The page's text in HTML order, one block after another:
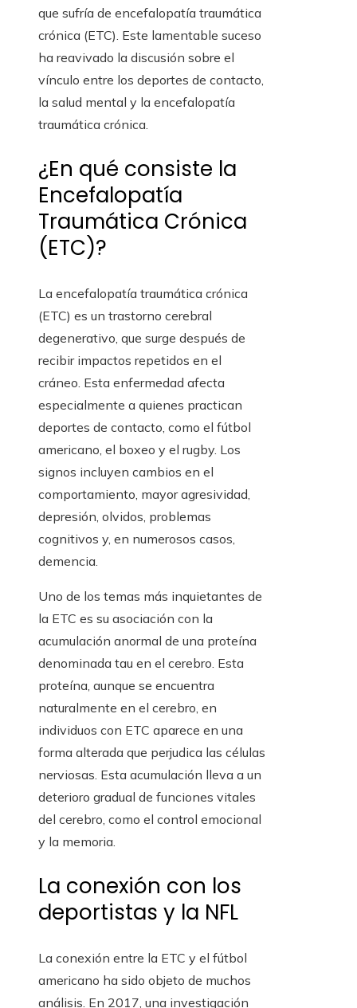
que sufría de encefalopatía traumática
crónica (ETC). Este lamentable suceso
ha reavivado la discusión sobre el
vínculo entre los deportes de contacto,
la salud mental y la encefalopatía
traumática crónica.
¿En qué consiste la
Encefalopatía
Traumática Crónica
(ETC)?
La encefalopatía traumática crónica
(ETC) es un trastorno cerebral
degenerativo, que surge después de
recibir impactos repetidos en el
cráneo. Esta enfermedad afecta
especialmente a quienes practican
deportes de contacto, como el fútbol
americano, el boxeo y el rugby. Los
signos incluyen cambios en el
comportamiento, mayor agresividad,
depresión, olvidos, problemas
cognitivos y, en numerosos casos,
demencia.
Uno de los temas más inquietantes de
la ETC es su asociación con la
acumulación anormal de una proteína
denominada tau en el cerebro. Esta
proteína, aunque se encuentra
naturalmente en el cerebro, en
individuos con ETC aparece en una
forma alterada que perjudica las células
nerviosas. Esta acumulación lleva a un
deterioro gradual de funciones vitales
del cerebro, como el control emocional
y la memoria.
La conexión con los
deportistas y la NFL
La conexión entre la ETC y el fútbol
americano ha sido objeto de muchos
análisis. En 2017, una investigación